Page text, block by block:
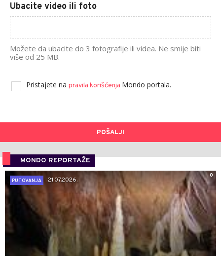
Ubacite video ili foto
Možete da ubacite do 3 fotografije ili videa. Ne smije biti
više od 25 MB.
Pristajete na pravila korišćenja Mondo portala.
POŠALJI
MONDO REPORTAŽE
0
PUTOVANJA
21.07.2026.